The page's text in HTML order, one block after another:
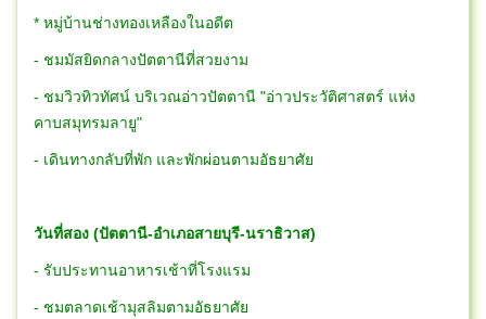
* หมู่บ้านช่างทองเหลืองในอดีต
- ชมมัสยิดกลางปัตตานีที่สวยงาม
- ชมวิวทิวทัศน์ บริเวณอ่าวปัตตานี "อ่าวประวัติศาสตร์ แห่ง
คาบสมุทรมลายู"
- เดินทางกลับที่พัก และพักผ่อนตามอัธยาศัย
วันที่สอง (ปัตตานี-อำเภอสายบุรี-นราธิวาส)
- รับประทานอาหารเช้าที่โรงแรม
- ชมตลาดเช้ามุสลิมตามอัธยาศัย